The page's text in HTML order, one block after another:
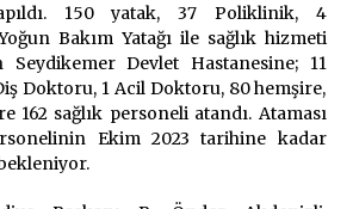
Belediye Meclisi Ekim Ayı
Yapıldı
yıl ago
Kimse Kaçak Yapım Legalleşecek Ümidinde
2 yıl ago
150 yatak, 37 Poliklinik, 4
Bakım Yatağı ile sağlık hizmeti
Seydikemer Devlet Hastanesine; 11
Doktoru, 1 Acil Doktoru, 80 hemşire,
162 sağlık personeli atandı. Ataması
Ekim 2023 tarihine kadar